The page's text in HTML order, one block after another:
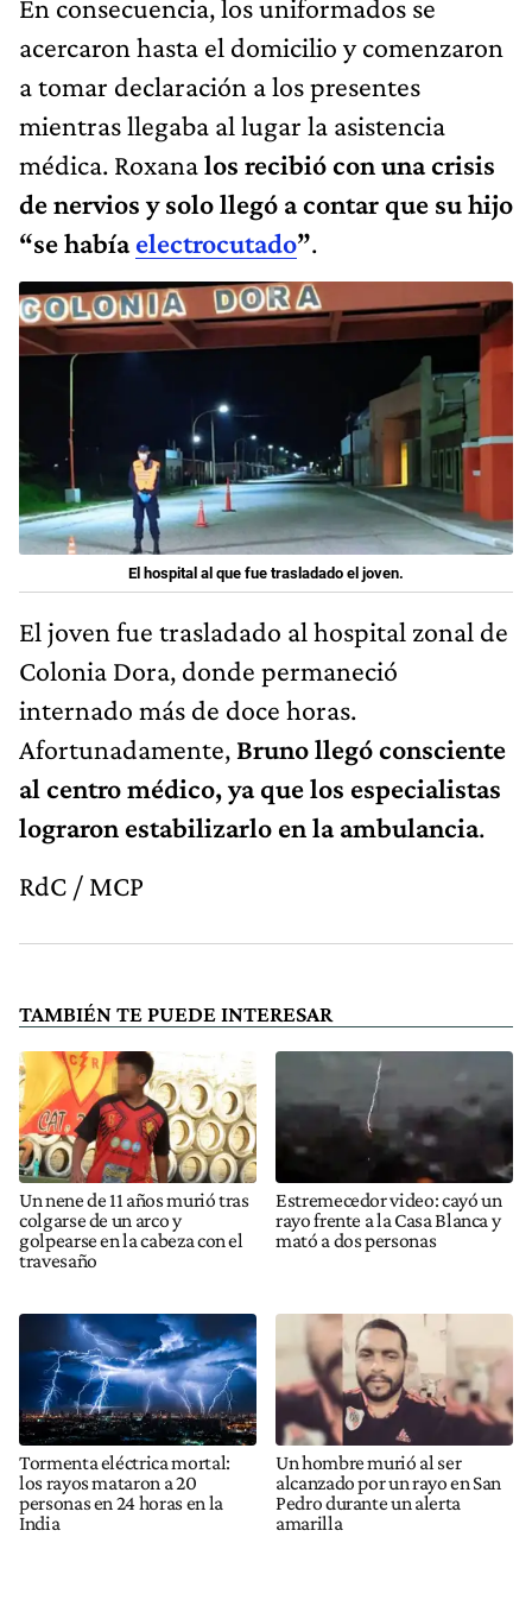
En consecuencia, los uniformados se
acercaron hasta el domicilio y comenzaron
a tomar declaración a los presentes
mientras llegaba al lugar la asistencia
médica. Roxanalos recibió con una crisis
de nervios y solo llegó a contar que su hijo
“se habíaelectrocutado”.
El hospital al que fue trasladado el joven.
El joven fue trasladado al hospital zonal de
Colonia Dora, donde permaneció
internado más de doce horas.
Afortunadamente, Bruno llegó consciente
al centro médico, ya que los especialistas
lograron estabilizarlo en la ambulancia.
RdC / MCP
TAMBIÉN TE PUEDE INTERESAR
Un nene de 11 años murió tras
colgarse de un arco y
golpearse en la cabeza con el
travesaño
Estremecedor video: cayó un
rayo frente a la Casa Blanca y
mató a dos personas
Tormenta eléctrica mortal:
los rayos mataron a 20
personas en 24 horas en la
India
Un hombre murió al ser
alcanzado por un rayo en San
Pedro durante un alerta
amarilla